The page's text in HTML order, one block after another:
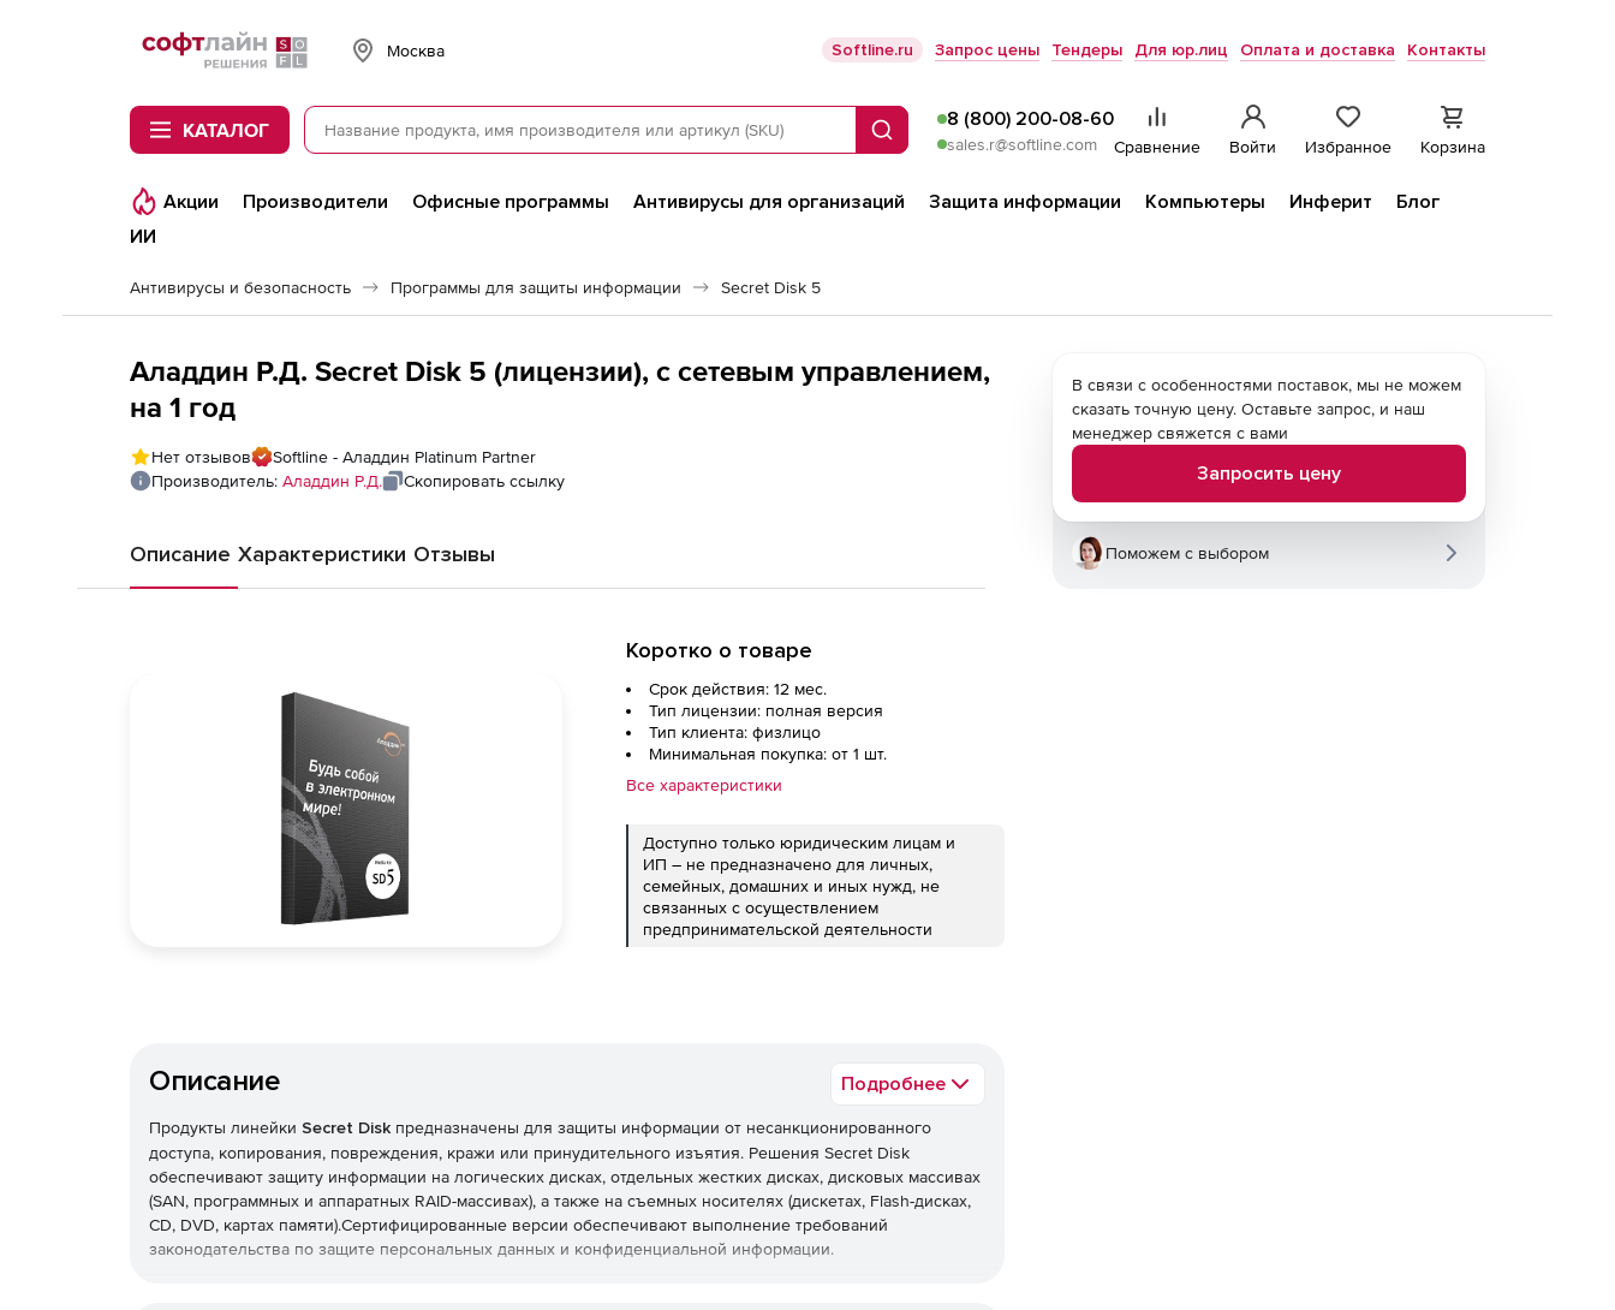
Softline
Москва Softline.ru Запрос цены Тендеры Для юр.лиц Оплата и доставка Контакты
КАТАЛОГ Поиск
8 (800) 200-08-60
sales.r@softline.com Сравнение Войти Избранное Корзина
Акции Производители Офисные программы Антивирусы для организаций Защита информации Компьютеры Инферит
Блог
ИИ
Антивирусы и безопасность Программы для защиты информации Secret Disk 5
Аладдин Р.Д. Secret Disk 5 (лицензии), с сетевым управлением,
на 1 год
Нет отзывов
Softline - Аладдин Platinum Partner
Производитель: Аладдин Р.Д. Скопировать ссылку
Описание Характеристики Отзывы
Коротко о товаре
Срок действия: 12 мес.
Тип лицензии: полная версия
Тип клиента: физлицо
Минимальная покупка: от 1 шт.
Все характеристики
Доступно только юридическим лицам и
ИП – не предназначено для личных,
семейных, домашних и иных нужд, не
связанных с осуществлением
предпринимательской деятельности
Описание Подробнее
Продукты линейки Secret Disk предназначены для защиты информации от несанкционированного
доступа, копирования, повреждения, кражи или принудительного изъятия. Решения Secret Disk
обеспечивают защиту информации на логических дисках, отдельных жестких дисках, дисковых массивах
(SAN, программных и аппаратных RAID-массивах), а также на съемных носителях (дискетах, Flash-дисках,
CD, DVD, картах памяти).Сертифицированные версии обеспечивают выполнение требований
законодательства по защите персональных данных и конфиденциальной информации.
В связи с особенностями поставок, мы не можем
сказать точную цену. Оставьте запрос, и наш
менеджер свяжется с вами
Запросить цену
Поможем с выбором